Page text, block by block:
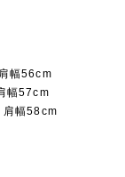
幅56cm
幅57cm
肩幅58cm